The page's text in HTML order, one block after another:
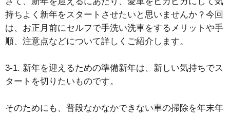
持ちよく新年をスタートさせたいと思いませんか？今回
は、お正月前にセルフで手洗い洗車をするメリットや手
順、注意点などについて詳しくご紹介します。
3-1. 新年を迎えるための準備新年は、新しい気持ちでス
タートを切りたいものです。
そのためにも、普段なかなかできない車の掃除を年末年